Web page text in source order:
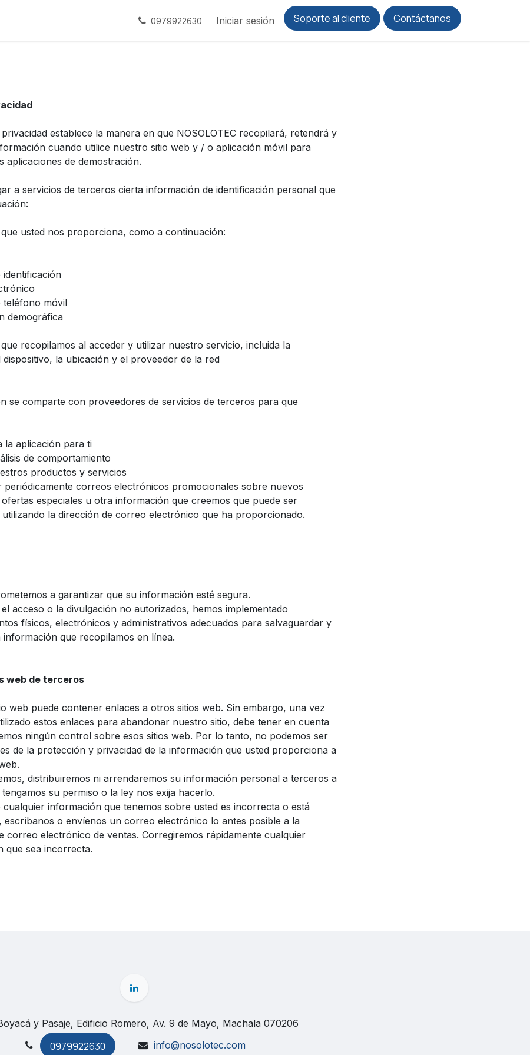
0979922630 Iniciar sesión Soporte al cliente Contáctanos
establece la manera en que NOSOLOTEC recopilará, retendrá y
cuando utilice nuestro sitio web y / o aplicación móvil para
aplicaciones de demostración.
a servicios de terceros cierta información de identificación personal que
usted nos proporciona, como a continuación:
identificación
teléfono móvil
demográfica
recopilamos al acceder y utilizar nuestro servicio, incluida la
la ubicación y el proveedor de la red
se comparte con proveedores de servicios de terceros para que
la aplicación para ti
de comportamiento
productos y servicios
periódicamente correos electrónicos promocionales sobre nuevos
especiales u otra información que creemos que puede ser
utilizando la dirección de correo electrónico que ha proporcionado.
a garantizar que su información esté segura.
acceso o la divulgación no autorizados, hemos implementado
físicos, electrónicos y administrativos adecuados para salvaguardar y
información que recopilamos en línea.
web de terceros
web puede contener enlaces a otros sitios web. Sin embargo, una vez
estos enlaces para abandonar nuestro sitio, debe tener en cuenta
ningún control sobre esos sitios web. Por lo tanto, no podemos ser
de la protección y privacidad de la información que usted proporciona a
distribuiremos ni arrendaremos su información personal a terceros a
su permiso o la ley nos exija hacerlo.
cualquier información que tenemos sobre usted es incorrecta o está
escríbanos o envíenos un correo electrónico lo antes posible a la
correo electrónico de ventas. Corregiremos rápidamente cualquier
que sea incorrecta.
y Pasaje, Edificio Romero, Av. 9 de Mayo, Machala 070206
0979922630 info@nosolotec.com